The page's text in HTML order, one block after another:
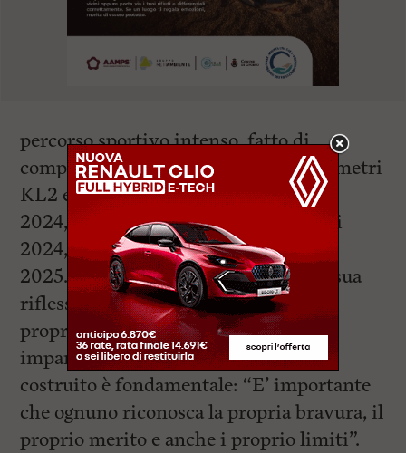
percorso sportivo intenso, fatto di
competizioni internazionali nei 200 metri
KL2 e medaglie: 2° posto agli europei
2024, 7° posto alle Olimpiadi di Parigi
2024, 2° ai mondiali 2025, 3° europei
2025. Uno dei passaggi centrali della sua
riflessione riguarda il rapporto con il
proprio valore personale. Per Volpi,
imparare a riconoscere ciò che si è
costruito è fondamentale: “E’ importante
che ognuno riconosca la propria bravura, il
proprio merito e anche i proprio limiti”.